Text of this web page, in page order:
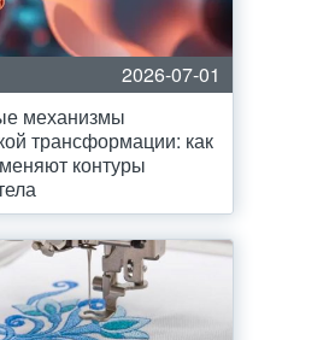
2026-07-01
механизмы
трансформации: как
контуры